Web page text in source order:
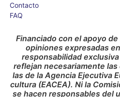
Contacto
FAQ
Financiado con el apoyo
opiniones expresadas
responsabilidad
reflejan necesariamente las
las de la Agencia Ejecutiva
cultura (EACEA). Ni la
se hacen responsables del